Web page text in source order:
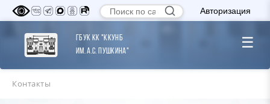
Авторизация
ГБУК КК "ККУНБ
им. А.С. Пушкина"
☰
Контакты